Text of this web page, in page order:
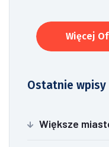
Więcej
Ostatnie wpisy
Większe